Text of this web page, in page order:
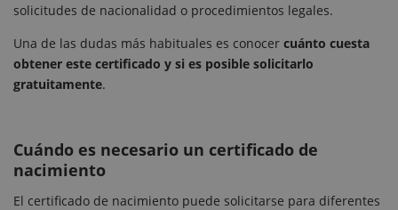
solicitudes de nacionalidad o procedimientos legales.
Una de las dudas más habituales es conocer cuánto cuesta
obtener este certificado y si es posible solicitarlo
gratuitamente.
Cuándo es necesario un certificado de
nacimiento
El certificado de nacimiento puede solicitarse para diferentes